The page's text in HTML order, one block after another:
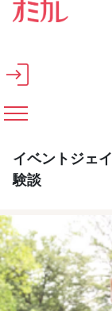
メインコンテンツへス
イベントジェ
験談